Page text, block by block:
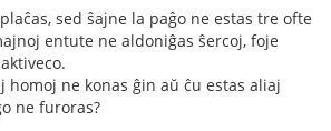
sed ŝajne la paĝo ne estas tre ofte
entute ne aldoniĝas ŝercoj, foje
ne konas ĝin aŭ ĉu estas aliaj
ne furoras?